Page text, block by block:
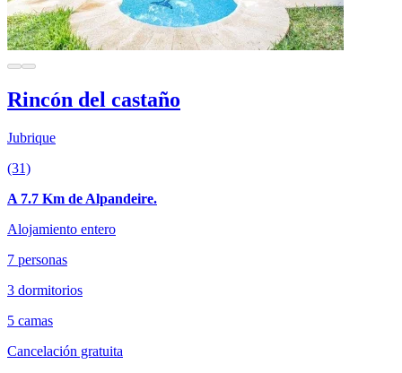
Rincón del castaño
Jubrique
(31)
A 7.7 Km de Alpandeire.
Alojamiento entero
7 personas
3 dormitorios
5 camas
Cancelación gratuita